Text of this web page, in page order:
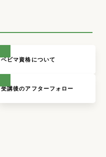
ベビマ資格について
受講後のアフターフォロー